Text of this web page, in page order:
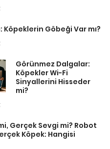
Köpeklerin Göbeği Var mı?
Görünmez Dalgalar:
Köpekler Wi-Fi
Sinyallerini Hisseder
mi?
Gerçek Sevgi mi? Robot
Köpek: Hangisi